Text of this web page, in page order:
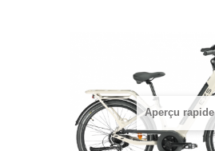
Aperçu rapide